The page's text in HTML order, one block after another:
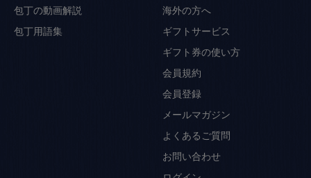
包丁の動画解説
包丁用語集
海外の方へ
ギフトサービス
ギフト券の使い方
会員規約
会員登録
メールマガジン
よくあるご質問
お問い合わせ